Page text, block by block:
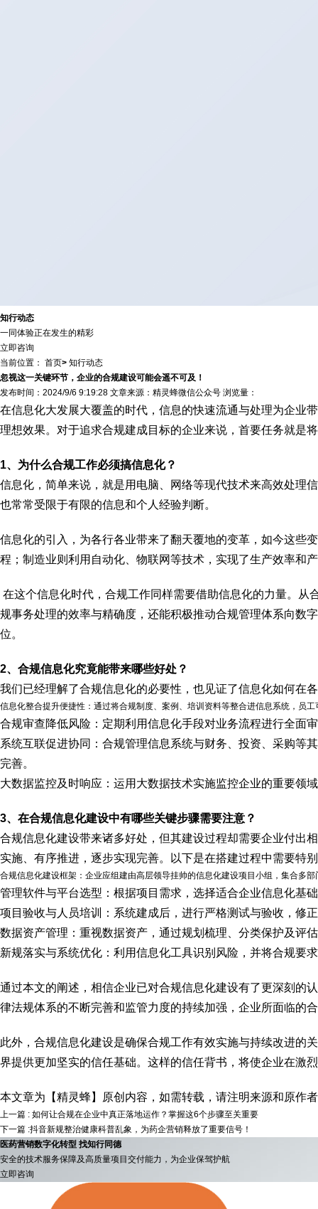
知行动态
一同体验正在发生的精彩
立即咨询
当前位置： 首页> 知行动态
忽视这一关键环节，企业的合规建设可能会遥不可及！
发布时间：2024/9/6 9:19:28 文章来源：精灵蜂微信公众号 浏览量：
在信息化大发展大覆盖的时代，信息的快速流通与处理为企业
理想效果。对于追求合规建成目标的企业来说，首要任务就是
1、为什么合规工作必须搞信息化？
信息化，简单来说，就是用电脑、网络等现代技术来高效处理
也常常受限于有限的信息和个人经验判断。
信息化的引入，为各行各业带来了翻天覆地的变革，如今这些
程；制造业则利用自动化、物联网等技术，实现了生产效率和
在这个信息化时代，合规工作同样需要借助信息化的力量。
规事务处理的效率与精确度，还能积极推动合规管理体系向数
位。
2、合规信息化究竟能带来哪些好处？
我们已经理解了合规信息化的必要性，也见证了信息化如何在
信息化整合提升便捷性：通过将合规制度、案例、培训资料等整合进信息系统，员
合规审查降低风险：定期利用信息化手段对业务流程进行全面
系统互联促进协同：合规管理信息系统与财务、投资、采购等
完善。
大数据监控及时响应：运用大数据技术实施监控企业的重要领
3、在合规信息化建设中有哪些关键步骤需要注意？
合规信息化建设带来诸多好处，但其建设过程却需要企业付出
实施、有序推进，逐步实现完善。以下是在搭建过程中需要特
合规信息化建设框架：企业应组建由高层领导挂帅的信息化建设项目小组，集合多
管理软件与平台选型：根据项目需求，选择适合企业信息化基
项目验收与人员培训：系统建成后，进行严格测试与验收，修
数据资产管理：重视数据资产，通过规划梳理、分类保护及评
新规落实与系统优化：利用信息化工具识别风险，并将合规要
通过本文的阐述，相信企业已对合规信息化建设有了更深刻的
律法规体系的不断完善和监管力度的持续加强，企业所面临的
此外，合规信息化建设是确保合规工作有效实施与持续改进的
界提供更加坚实的信任基础。这样的信任背书，将使企业在激
本文章为【精灵蜂】原创内容，如需转载，请注明来源和原作
上一篇 : 如何让合规在企业中真正落地运作？掌握这6个步骤至关重要
下一篇 :抖音新规整治健康科普乱象，为药企营销释放了重要信号！
医药营销数字化转型 找知行同德
安全的技术服务保障及高质量项目交付能力，为企业保驾护航
立即咨询